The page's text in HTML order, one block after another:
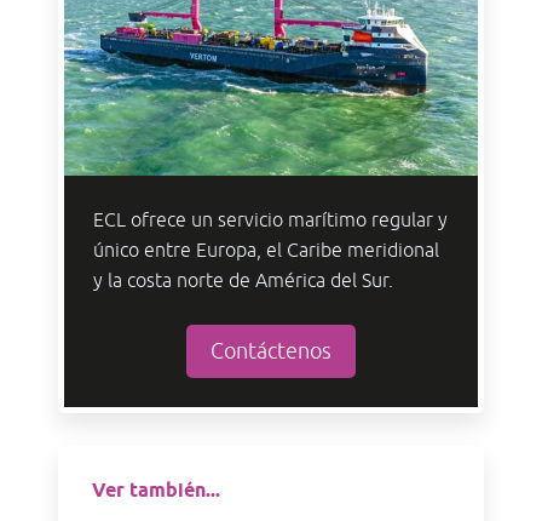
ECL ofrece un servicio marítimo regular y
único entre Europa, el Caribe meridional
y la costa norte de América del Sur.
Contáctenos
Ver también...